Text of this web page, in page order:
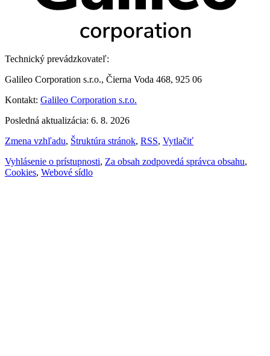
Technický prevádzkovateľ:
Galileo Corporation s.r.o., Čierna Voda 468, 925 06
Kontakt: Galileo Corporation s.r.o.
Posledná aktualizácia: 6. 8. 2026
Zmena vzhľadu, Štruktúra stránok, RSS, Vytlačiť
Vyhlásenie o prístupnosti, Za obsah zodpovedá správca obsahu,
Cookies, Webové sídlo